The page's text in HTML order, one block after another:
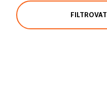
FILTROVAT